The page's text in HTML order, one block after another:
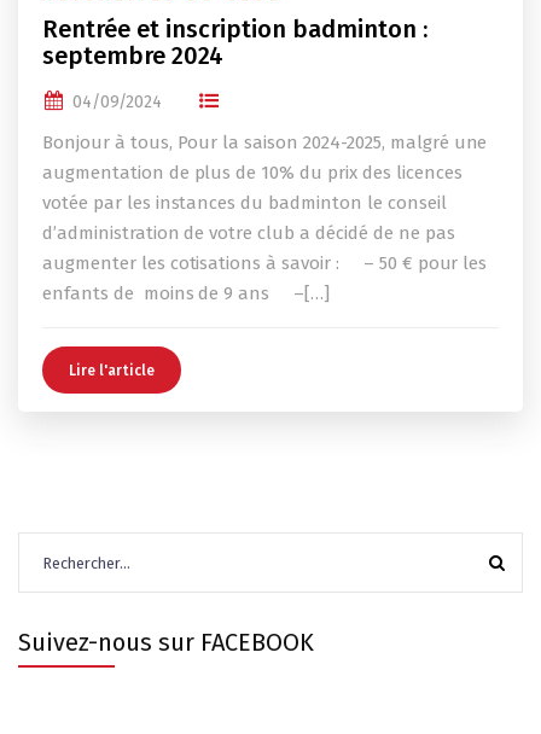
Rentrée et inscription badminton :
septembre 2024
04/09/2024
Bonjour à tous, Pour la saison 2024-2025, malgré une
augmentation de plus de 10% du prix des licences
votée par les instances du badminton le conseil
d’administration de votre club a décidé de ne pas
augmenter les cotisations à savoir : – 50 € pour les
enfants de moins de 9 ans –[…]
Lire l'article
Suivez-nous sur FACEBOOK